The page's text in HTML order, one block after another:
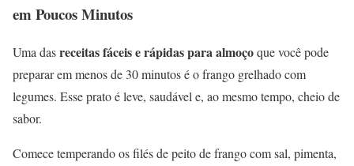
em Poucos Minutos
Uma dasreceitas fáceis e rápidas para almoçoque você pode
preparar em menos de 30 minutos é o frango grelhado com
legumes. Esse prato é leve, saudável e, ao mesmo tempo, cheio de
sabor.
Comece temperando os filés de peito de frango com sal, pimenta,